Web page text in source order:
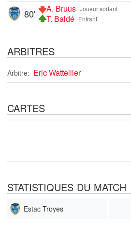
Joueur sortant
A. Bruus
Entrant
T. Baldé
80'
ARBITRES
Arbitre: Eric Wattellier
CARTES
STATISTIQUES DU MATCH
Estac Troyes